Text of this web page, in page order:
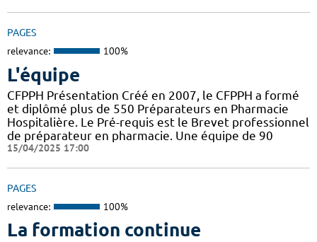
PAGES
relevance: 100%
L'équipe
CFPPH Présentation Créé en 2007, le CFPPH a formé
et diplômé plus de 550 Préparateurs en Pharmacie
Hospitalière. Le Pré-requis est le Brevet professionnel
de préparateur en pharmacie. Une équipe de 90
15/04/2025 17:00
PAGES
relevance: 100%
La formation continue